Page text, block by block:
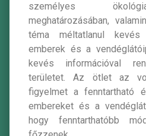
személyes
meghatározásában,
téma méltatlanul
emberek és a
kevés információval
területet. Az ötlet az
figyelmet a fenntartható
embereket és a
hogy fenntarthatóbb